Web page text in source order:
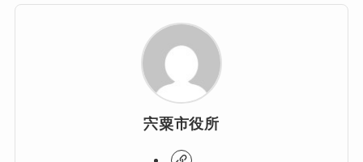
宍粟市役所